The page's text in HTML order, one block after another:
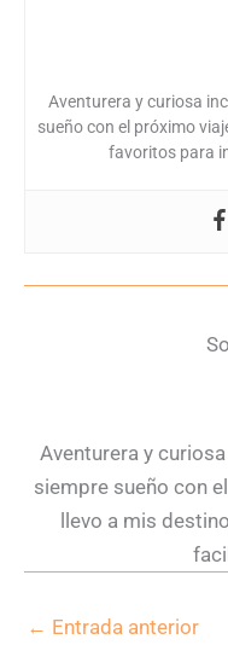
Aventurera y curiosa
sueño con el próximo
favoritos para
Aventurera y
siempre sueño con
llevo a mis
← Entrada anterior